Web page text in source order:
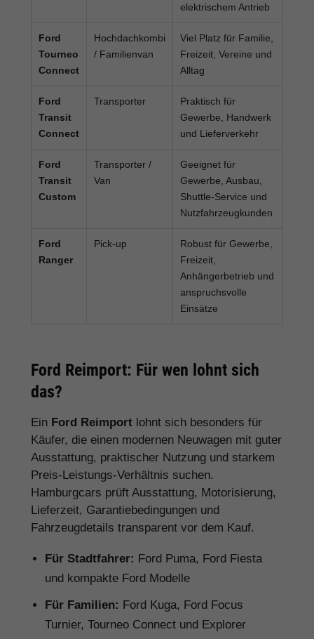
elektrischem Antrieb
Ford
Tourneo
Connect
Hochdachkombi
/ Familienvan
Viel Platz für Familie,
Freizeit, Vereine und
Alltag
Ford
Transit
Connect
Transporter
Praktisch für
Gewerbe, Handwerk
und Lieferverkehr
Ford
Transit
Custom
Transporter /
Van
Geeignet für
Gewerbe, Ausbau,
Shuttle-Service und
Nutzfahrzeugkunden
Ford
Ranger
Pick-up
Robust für Gewerbe,
Freizeit,
Anhängerbetrieb und
anspruchsvolle
Einsätze
Ford Reimport: Für wen lohnt sich
das?
Ein Ford Reimport lohnt sich besonders für
Käufer, die einen modernen Neuwagen mit guter
Ausstattung, praktischer Nutzung und starkem
Preis-Leistungs-Verhältnis suchen.
Hamburgcars prüft Ausstattung, Motorisierung,
Lieferzeit, Garantiebedingungen und
Fahrzeugdetails transparent vor dem Kauf.
Für Stadtfahrer: Ford Puma, Ford Fiesta
und kompakte Ford Modelle
Für Familien: Ford Kuga, Ford Focus
Turnier, Tourneo Connect und Explorer